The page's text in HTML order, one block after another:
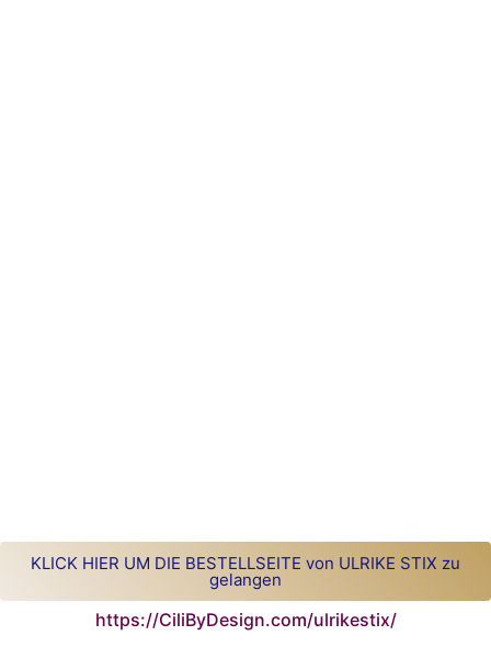
KLICK HIER UM DIE BESTELLSEITE von ULRIKE STIX zu
gelangen
https://CiliByDesign.com/ulrikestix/